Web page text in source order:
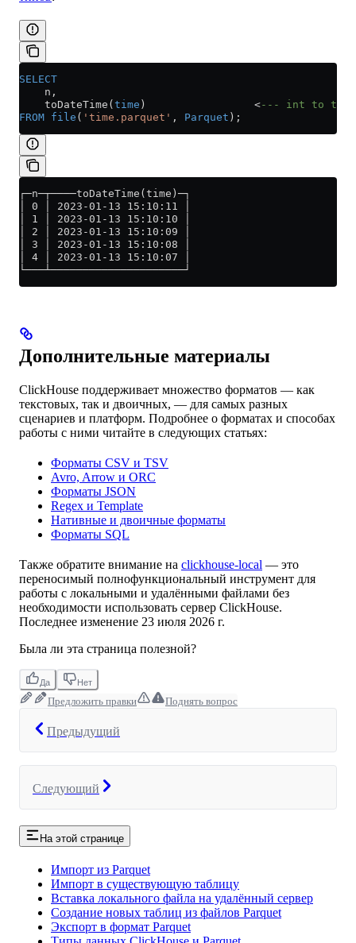
SELECT
    n,
    toDateTime(
time ) <--- int to time
FROM file ( 'time.parquet' , Parquet );
┌─n─┬────toDateTime(time)─┐
│ 0 │ 2023-01-13 15:10:11 │
│ 1 │ 2023-01-13 15:10:10 │
│ 2 │ 2023-01-13 15:10:09 │
│ 3 │ 2023-01-13 15:10:08 │
│ 4 │ 2023-01-13 15:10:07 │
└───┴─────────────────────┘
Дополнительные материалы
ClickHouse поддерживает множество форматов — как
текстовых, так и двоичных, — для самых разных
сценариев и платформ. Подробнее о форматах и способах
работы с ними читайте в следующих статьях:
Форматы CSV и TSV
Avro, Arrow и ORC
Форматы JSON
Regex и Template
Нативные и двоичные форматы
Форматы SQL
Также обратите внимание на clickhouse-local — это
переносимый полнофункциональный инструмент для
работы с локальными и удалёнными файлами без
необходимости использовать сервер ClickHouse.
Последнее изменение 23 июля 2026 г.
Была ли эта страница полезной?
Да Нет
Предложить правки Поднять вопрос
Предыдущий
Следующий
На этой странице
Импорт из Parquet
Импорт в существующую таблицу
Вставка локального файла на удалённый сервер
Создание новых таблиц из файлов Parquet
Экспорт в формат Parquet